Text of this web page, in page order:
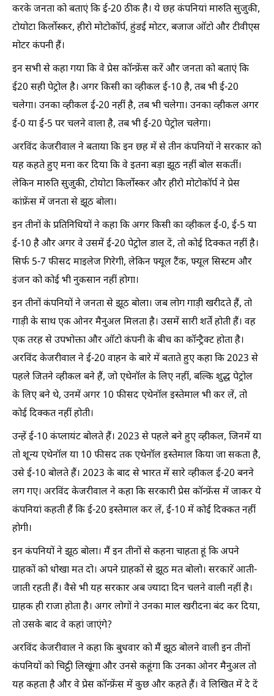
करके जनता को बताएं कि ई-20 ठीक है। ये छह कंपनियां मारुति सुजुकी,
टोयोटा किर्लाेस्कर, हीरो मोटोकॉर्प, हुंडई मोटर, बजाज ऑटो और टीवीएस
मोटर कंपनी हैं।
इन सभी से कहा गया कि वे प्रेस कॉन्फ्रेंस करें और जनता को बताएं कि
ई20 सही पेट्रोल है। अगर किसी का व्हीकल ई-10 है, तब भी ई-20
चलेगा। उनका व्हीकल ई-20 नहीं है, तब भी चलेगा। उनका व्हीकल अगर
ई-0 या ई-5 पर चलने वाला है, तब भी ई-20 पेट्रोल चलेगा।
अरविंद केजरीवाल ने बताया कि इन छह में से तीन कंपनियों ने सरकार को
यह कहते हुए मना कर दिया कि वे इतना बड़ा झूठ नहीं बोल सकतीं।
लेकिन मारुति सुजुकी, टोयोटा किर्लाेस्कर और हीरो मोटोकॉर्प ने प्रेस
कांफ्रेंस में जनता से झूठ बोला।
इन तीनों के प्रतिनिधियों ने कहा कि अगर किसी का व्हीकल ई-0, ई-5 या
ई-10 है और अगर वे उसमें ई-20 पेट्रोल डाल दें, तो कोई दिक्कत नहीं है।
सिर्फ 5-7 फीसद माइलेज गिरेगी, लेकिन फ्यूल टैंक, फ्यूल सिस्टम और
इंजन को कोई भी नुकसान नहीं होगा।
इन तीनों कंपनियों ने जनता से झूठ बोला। जब लोग गाड़ी खरीदते हैं, तो
गाड़ी के साथ एक ओनर मैनुअल मिलता है। उसमें सारी शर्तें होती हैं। वह
एक तरह से उपभोक्ता और ऑटो कंपनी के बीच का कॉन्ट्रैक्ट होता है।
अरविंद केजरीवाल ने ई-20 वाहन के बारे में बताते हुए कहा कि 2023 से
पहले जितने व्हीकल बने हैं, जो एथेनॉल के लिए नहीं, बल्कि शुद्ध पेट्रोल
के लिए बने थे, उनमें अगर 10 फीसद एथेनॉल इस्तेमाल भी कर लें, तो
कोई दिक्कत नहीं होती।
उन्हें ई-10 कंप्लायंट बोलते हैं। 2023 से पहले बने हुए व्हीकल, जिनमें या
तो शून्य एथेनॉल या 10 फीसद तक एथेनॉल इस्तेमाल किया जा सकता है,
उसे ई-10 बोलते हैं। 2023 के बाद से भारत में सारे व्हीकल ई-20 बनने
लग गए। अरविंद केजरीवाल ने कहा कि सरकारी प्रेस कॉन्फ्रेंस में जाकर ये
कंपनियां कहती हैं कि ई-20 इस्तेमाल कर लें, ई-10 में कोई दिक्कत नहीं
होगी।
इन कंपनियों ने झूठ बोला। मैं इन तीनों से कहना चाहता हूं कि अपने
ग्राहकों को धोखा मत दो। अपने ग्राहकों से झूठ मत बोलो। सरकारें आती-
जाती रहती हैं। वैसे भी यह सरकार अब ज्यादा दिन चलने वाली नहीं है।
ग्राहक ही राजा होता है। अगर लोगों ने उनका माल खरीदना बंद कर दिया,
तो उसके बाद वे कहां जाएंगे?
अरविंद केजरीवाल ने कहा कि बुधवार को मैं झूठ बोलने वाली इन तीनों
कंपनियों को चिट्ठी लिखूंगा और उनसे कहूंगा कि उनका ओनर मैनुअल तो
यह कहता है और वे प्रेस कॉन्फ्रेंस में कुछ और कहते हैं। वे लिखित में दे दें